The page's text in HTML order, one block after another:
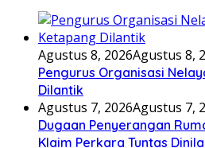
Agustus 8, 2026Agustus 8,
Pengurus Organisasi
Dilantik
Agustus 7, 2026Agustus 7,
Dugaan Penyerangan
Klaim Perkara Tuntas